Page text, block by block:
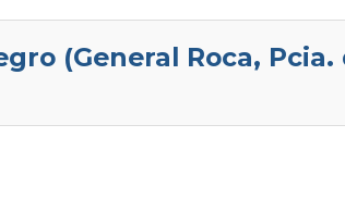
(General Roca,